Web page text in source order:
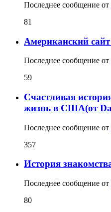
Последнее сообщение от
81
Американский
Последнее сообщение от
59
Счастливая
жизнь в США(от
Последнее сообщение от
357
История
Последнее сообщение от
80